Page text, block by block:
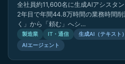
全社員約11,600名に生成AIアシスタ
2年目で年間44.8万時間の業務時間
く」から「頼む」へシ…
製造業 IT・通信 生成AI（テキスト）
AIエージェント